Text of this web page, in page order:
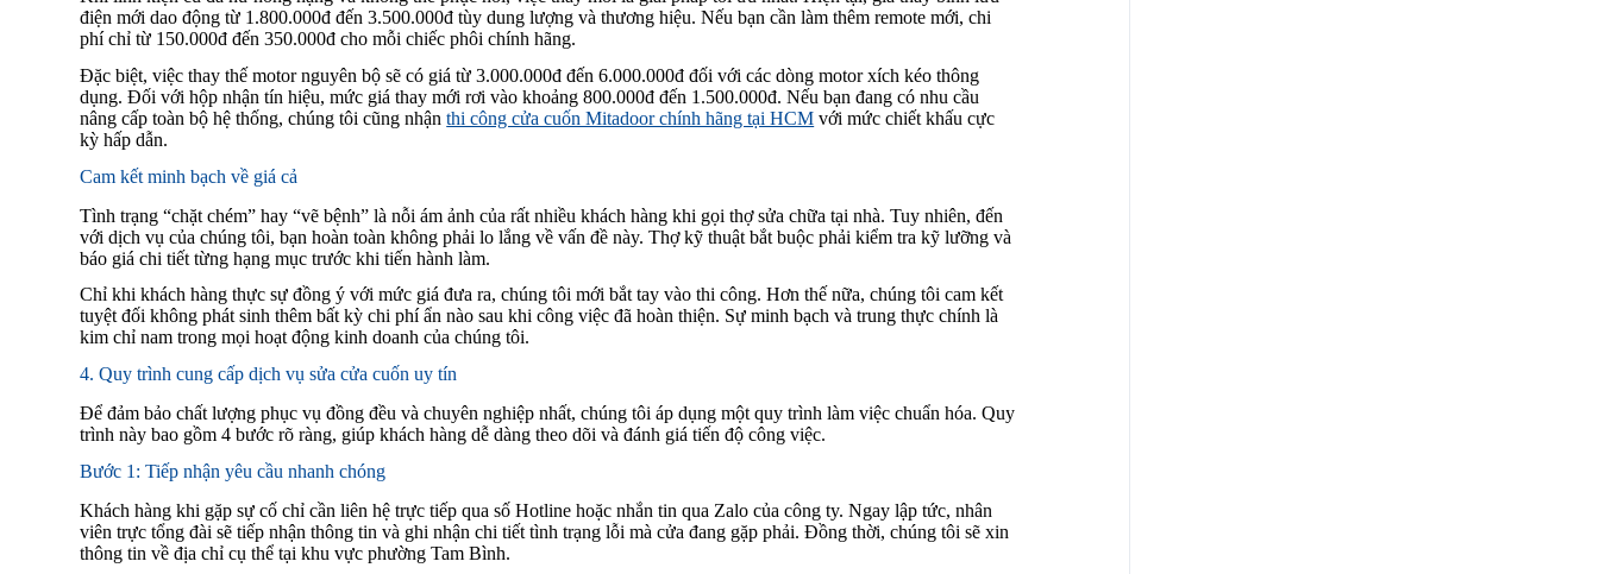
điện mới dao động từ 1.800.000đ đến 3.500.000đ tùy dung lượng và thương hiệu. Nếu bạn cần làm thêm remote mới, chi
phí chỉ từ 150.000đ đến 350.000đ cho mỗi chiếc phôi chính hãng.
Đặc biệt, việc thay thế motor nguyên bộ sẽ có giá từ 3.000.000đ đến 6.000.000đ đối với các dòng motor xích kéo thông
dụng. Đối với hộp nhận tín hiệu, mức giá thay mới rơi vào khoảng 800.000đ đến 1.500.000đ. Nếu bạn đang có nhu cầu
nâng cấp toàn bộ hệ thống, chúng tôi cũng nhậnthi công cửa cuốn Mitadoor chính hãng tại HCM với mức chiết khấu cực
kỳ hấp dẫn.
Cam kết minh bạch về giá cả
Tình trạng “chặt chém” hay “vẽ bệnh” là nỗi ám ảnh của rất nhiều khách hàng khi gọi thợ sửa chữa tại nhà. Tuy nhiên, đến
với dịch vụ của chúng tôi, bạn hoàn toàn không phải lo lắng về vấn đề này. Thợ kỹ thuật bắt buộc phải kiểm tra kỹ lưỡng và
báo giá chi tiết từng hạng mục trước khi tiến hành làm.
Chỉ khi khách hàng thực sự đồng ý với mức giá đưa ra, chúng tôi mới bắt tay vào thi công. Hơn thế nữa, chúng tôi cam kết
tuyệt đối không phát sinh thêm bất kỳ chi phí ẩn nào sau khi công việc đã hoàn thiện. Sự minh bạch và trung thực chính là
kim chỉ nam trong mọi hoạt động kinh doanh của chúng tôi.
4. Quy trình cung cấp dịch vụ sửa cửa cuốn uy tín
Để đảm bảo chất lượng phục vụ đồng đều và chuyên nghiệp nhất, chúng tôi áp dụng một quy trình làm việc chuẩn hóa. Quy
trình này bao gồm 4 bước rõ ràng, giúp khách hàng dễ dàng theo dõi và đánh giá tiến độ công việc.
Bước 1: Tiếp nhận yêu cầu nhanh chóng
Khách hàng khi gặp sự cố chỉ cần liên hệ trực tiếp qua số Hotline hoặc nhắn tin qua Zalo của công ty. Ngay lập tức, nhân
viên trực tổng đài sẽ tiếp nhận thông tin và ghi nhận chi tiết tình trạng lỗi mà cửa đang gặp phải. Đồng thời, chúng tôi sẽ xin
thông tin về địa chỉ cụ thể tại khu vực phường Tam Bình.